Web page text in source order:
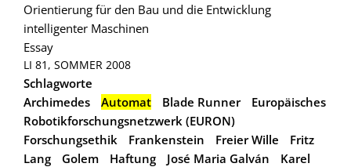
Orientierung für den Bau und die Entwicklung
intelligenter Maschinen
Essay
LI 81, SOMMER 2008
Schlagworte
Archimedes
Automat Blade Runner
Europäisches
Robotikforschungsnetzwerk (EURON)
Forschungsethik
Frankenstein Freier Wille
Fritz
Lang
Golem Haftung José Maria Galván
Karel